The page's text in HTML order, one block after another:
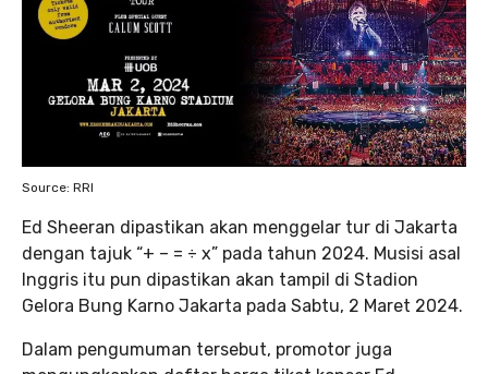
Source: RRI
Ed Sheeran dipastikan akan menggelar tur di Jakarta
dengan tajuk “+ – = ÷ x” pada tahun 2024. Musisi asal
Inggris itu pun dipastikan akan tampil di Stadion
Gelora Bung Karno Jakarta pada Sabtu, 2 Maret 2024.
Dalam pengumuman tersebut, promotor juga